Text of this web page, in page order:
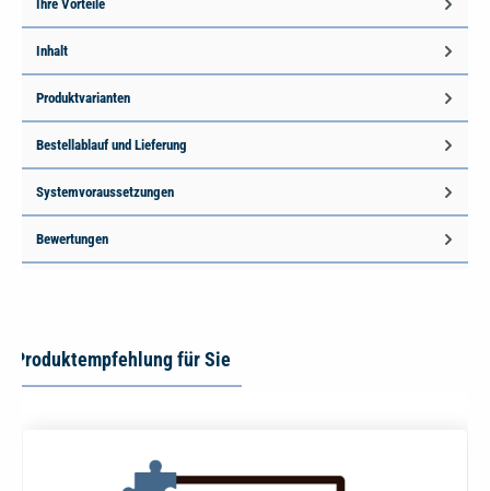
Ihre Vorteile
Inhalt
Produktvarianten
Bestellablauf und Lieferung
Systemvoraussetzungen
Bewertungen
Produktempfehlung für Sie